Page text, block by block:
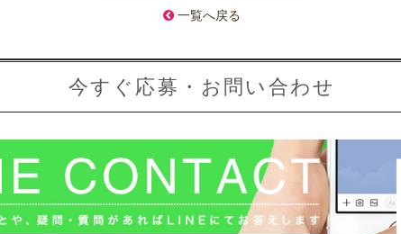
一覧へ戻る
今すぐ応募・お問い合わせ